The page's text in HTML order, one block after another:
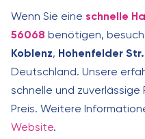
Wenn Sie eine schnelle
56068 benötigen,
Koblenz, Hohenfelder
Deutschland. Unsere
schnelle und
Preis. Weitere
Website.